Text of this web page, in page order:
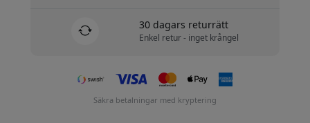
30 dagars returrätt
Enkel retur - inget krångel
Säkra betalningar med kryptering